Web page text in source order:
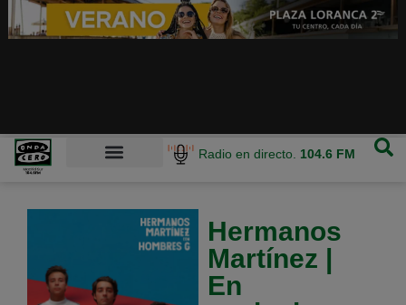
Radio en directo. 104.6 FM
Hermanos
Martínez |
En